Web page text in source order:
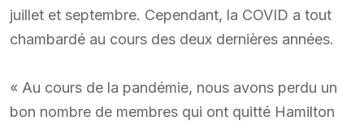
juillet et septembre. Cependant, la COVID a tout
chambardé au cours des deux dernières années.
« Au cours de la pandémie, nous avons perdu un
bon nombre de membres qui ont quitté Hamilton